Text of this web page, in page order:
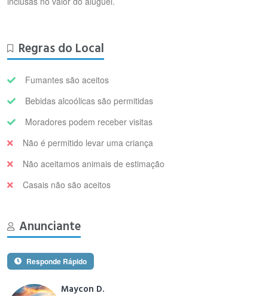
Regras do Local
Fumantes são aceitos
Bebidas alcoólicas são permitidas
Moradores podem receber visitas
Não é permitido levar uma criança
Não aceitamos animais de estimação
Casais não são aceitos
Anunciante
Responde Rápido
Maycon D.